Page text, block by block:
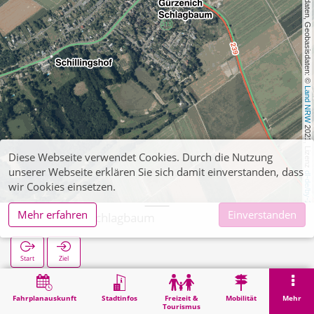
, Kartendaten, Geobasisdaten: ©
Land NRW
2021, Lizenz
dl-de/by-2-0
Fahrplanauskunft Stadtinfos
Freizeit &
Tourismus
Mobilität Mehr
Gürzenich Schlagbaum
Start Ziel
Suche Gürzenich Schlagbaum
Diese Webseite verwendet Cookies. Durch die Nutzung
unserer Webseite erklären Sie sich damit einverstanden, dass
wir Cookies einsetzen.
Mehr erfahren
Einverstanden